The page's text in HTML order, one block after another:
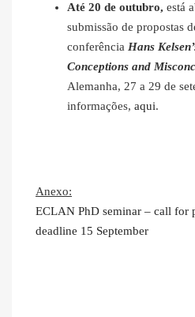
Até 20 de outubro, está
submissão de propostas
conferência Hans
Conceptions and
Alemanha, 27 a 29 de
informações, aqui.
Anexo:
ECLAN PhD seminar – call for
deadline 15 September